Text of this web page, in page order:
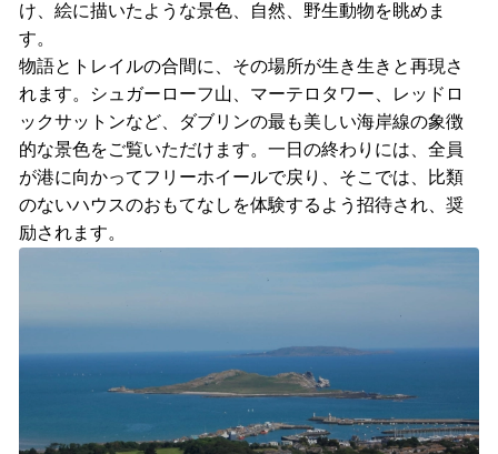
け、絵に描いたような景色、自然、野生動物を眺めま
す。
物語とトレイルの合間に、その場所が生き生きと再現さ
れます。シュガーローフ山、マーテロタワー、レッドロ
ックサットンなど、ダブリンの最も美しい海岸線の象徴
的な景色をご覧いただけます。一日の終わりには、全員
が港に向かってフリーホイールで戻り、そこでは、比類
のないハウスのおもてなしを体験するよう招待され、奨
励されます。